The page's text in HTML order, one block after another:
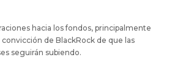
hacia los fondos, principalmente
convicción de BlackRock de que las
seguirán subiendo.